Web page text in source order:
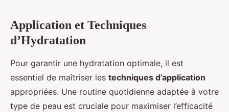
Application et Techniques
d’Hydratation
Pour garantir une hydratation optimale, il est
essentiel de maîtriser les techniques d’application
appropriées. Une routine quotidienne adaptée à votre
type de peau est cruciale pour maximiser l’efficacité